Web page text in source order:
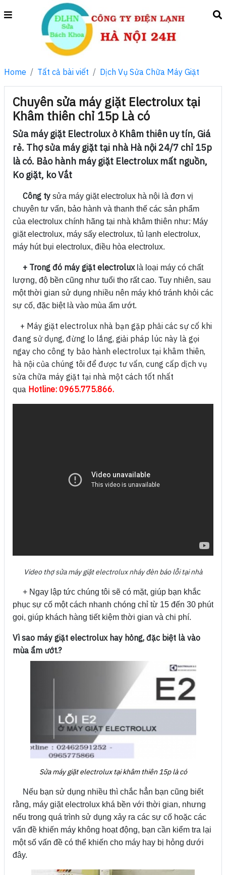
Home Tất cả bài viết Dịch Vụ Sửa Chữa Máy Giặt
Chuyên sửa máy giặt Electrolux tại
Khâm thiên chỉ 15p Là có
Sửa máy giặt Electrolux ở Khâm thiên uy tín, Giá
rẻ. Thợ sửa máy giặt tại nhà Hà nội 24/7 chỉ 15p
là có. Bảo hành máy giặt Electrolux mất nguồn,
Ko giặt, ko Vắt
Công ty sửa máy giặt electrolux hà nội là đơn vị
chuyên tư vấn, bảo hành và thanh thế các sản phẩm
của electrolux chính hãng tại nhà khâm thiên như: Máy
giặt electrolux, máy sấy electrolux, tủ lạnh electrolux,
máy hút bụi electrolux, điều hòa electrolux.
+ Trong đó máy giặt electroluxlà loại máy có chất
lượng, độ bền cũng như tuổi thọ rất cao. Tuy nhiên, sau
một thời gian sử dụng nhiều nên máy khó tránh khỏi các
sự cố, đặc biệt là vào mùa ẩm ướt.
+ Máy giặt electrolux nhà bạn gặp phải các sự cố khi
đang sử dụng, đừng lo lắng, giải pháp lúc này là gọi
ngay cho công ty bảo hành electrolux tại khâm thiên,
hà nội của chúng tôi để được tư vấn, cung cấp dịch vụ
sửa chữa máy giặt tại nhà một cách tốt nhất
qua Hotline: 0965.775.866.
Video thợ sửa máy giặt electrolux nháy đèn báo lỗi tại nhà
+ Ngay lập tức chúng tôi sẽ có mặt, giúp bạn khắc
phục sự cố một cách nhanh chóng chỉ từ 15 đến 30 phút
gọi, giúp khách hàng tiết kiệm thời gian và chi phí.
Vì sao máy giặt electrolux hay hỏng, đặc biệt là vào
mùa ẩm ướt.?
Sửa máy giặt electrolux tại khâm thiên 15p là có
Nếu bạn sử dụng nhiều thì chắc hẳn bạn cũng biết
rằng, máy giặt electrolux khá bền với thời gian, nhưng
nếu trong quá trình sử dụng xảy ra các sự cố hoặc các
vấn đề khiến máy không hoạt động, bạn cần kiểm tra lại
một số vấn đề có thể khiến cho máy hay bị hỏng dưới
đây.